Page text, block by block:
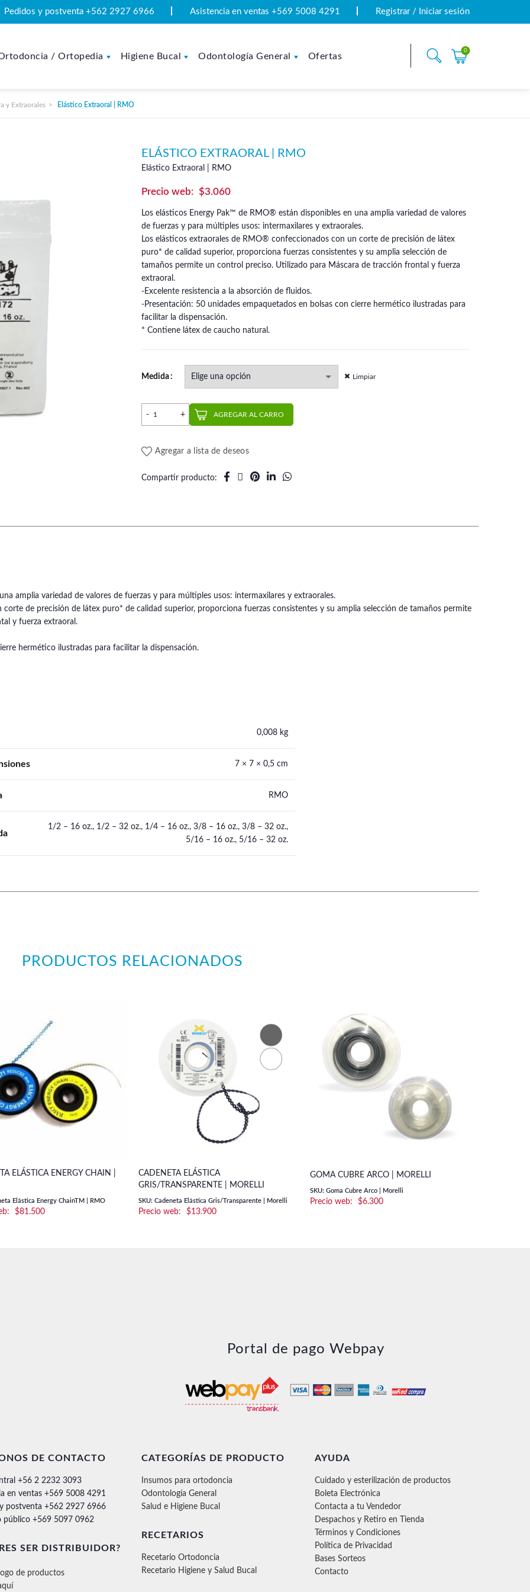
Pedidos y postventa +562 2927 6966 Asistencia en ventas +569 5008 4291 Registrar / Iniciar sesión
/ Ortopedia Higiene Bucal Odontología General Ofertas
0
y Extraorales Elástico Extraoral | RMO
ELÁSTICO EXTRAORAL | RMO
Elástico Extraoral | RMO
$3.060
Los elásticos Energy Pak™ de RMO® están disponibles en una amplia variedad de valores
de fuerzas y para múltiples usos: intermaxilares y extraorales.
Los elásticos extraorales de RMO® confeccionados con un corte de precisión de látex
puro* de calidad superior, proporciona fuerzas consistentes y su amplia selección de
tamaños permite un control preciso. Utilizado para Máscara de tracción frontal y fuerza
extraoral.
-Excelente resistencia a la absorción de fluidos.
-Presentación: 50 unidades empaquetados en bolsas con cierre hermético ilustradas para
facilitar la dispensación.
* Contiene látex de caucho natural.
Medida Limpiar
Elástico Extraoral | RMO cantidad
AGREGAR AL CARRO
Agregar a lista de deseos
Compartir producto
amplia variedad de valores de fuerzas y para múltiples usos: intermaxilares y extraorales.
de precisión de látex puro* de calidad superior, proporciona fuerzas consistentes y su amplia selección de tamaños permite
y fuerza extraoral.
hermético ilustradas para facilitar la dispensación.
0,008 kg
7 × 7 × 0,5 cm
RMO
1/2 – 16 oz., 1/2 – 32 oz., 1/4 – 16 oz., 3/8 – 16 oz., 3/8 – 32 oz.,
5/16 – 16 oz., 5/16 – 32 oz.
PRODUCTOS RELACIONADOS
ELÁSTICA ENERGY CHAIN |
Elástica Energy ChainTM | RMO
$81.500
CADENETA ELÁSTICA
GRIS/TRANSPARENTE | MORELLI
SKU: Cadeneta Elástica Gris/Transparente | Morelli
$13.900
GOMA CUBRE ARCO | MORELLI
SKU: Goma Cubre Arco | Morelli
$6.300
Portal de pago Webpay
DE CONTACTO
+56 2 2232 3093
en ventas +569 5008 4291
postventa +562 2927 6966
público +569 5097 0962
SER DISTRIBUIDOR?
de productos
CATEGORÍAS DE PRODUCTO
Insumos para ortodoncia
Odontología General
Salud e Higiene Bucal
RECETARIOS
Recetario Ortodoncia
Recetario Higiene y Salud Bucal
AYUDA
Cuidado y esterilización de productos
Boleta Electrónica
Contacta a tu Vendedor
Despachos y Retiro en Tienda
Términos y Condiciones
Política de Privacidad
Bases Sorteos
Contacto